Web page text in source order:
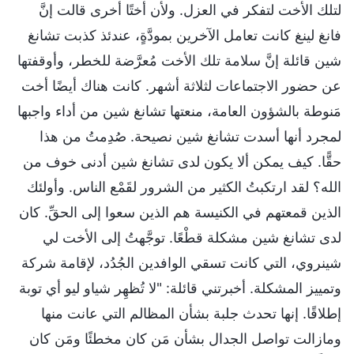
لتلك الأخت لتفكر في العزل. ولأن أختًا أخرى قالت إنَّ
فانغ لينغ كانت تعامل الآخرين بمودَّةٍ، عندئذ كذبت تشانغ
شين قائلة إنَّ سلامة تلك الأخت مُعرَّضة للخطر، وأوقفتها
عن حضور الاجتماعات لثلاثة أشهر. كانت هناك أيضًا أخت
مَنوطة بالشؤون العامة، منعتها تشانغ شين من أداء واجبها
لمجرد أنها أسدت تشانغ شين نصيحة. صُدِمتُ من هذا
حقًّا. كيف يمكن ألا يكون لدى تشانغ شين أدنى خوف من
الله؟ لقد ارتكبتُ الكثير من الشرور لقَمْع الناس. وأولئك
الذين قمعتهم في الكنيسة هم الذين سعوا إلى الحقِّ. كان
لدى تشانغ شين مشكلة قطْعًا. توجَّهتُ إلى الأخت لي
شينروي، التي كانت تسقي الوافدين الجُدُد، لإقامة شركة
وتمييز المشكلة. أخبرتني قائلة: "لا تُظهِر شياو ليو أي توبة
إطلاقًا. إنها تحدث جلبة بشأن المظالم التي عانت منها
ومازالت تواصل الجدال بشأن مَن كان مخطئًا ومَن كان